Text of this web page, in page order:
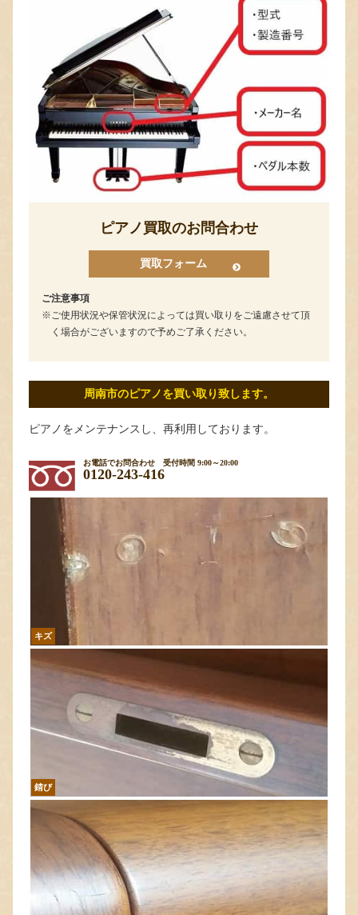
ピアノ買取のお問合わせ
買取フォーム
ご注意事項
ご使用状況や保管状況によっては買い取りをご遠慮させて頂
く場合がございますので予めご了承ください。
周南市のピアノを買い取り致します。
ピアノをメンテナンスし、再利用しております。
お電話でお問合わせ 受付時間 9:00～20:00
0120-243-416
キズ
錆び